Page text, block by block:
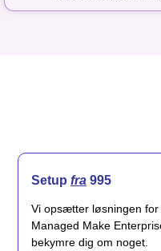
Setup fra 995
Vi opsætter løsningen
Managed Make
bekymre dig om noget.